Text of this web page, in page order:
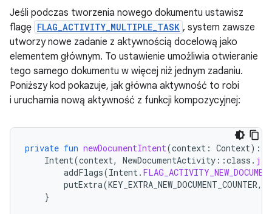
Jeśli podczas tworzenia nowego dokumentu ustawisz
flagę FLAG_ACTIVITY_MULTIPLE_TASK , system zawsze
utworzy nowe zadanie z aktywnością docelową jako
elementem głównym. To ustawienie umożliwia otwieranie
tego samego dokumentu w więcej niż jednym zadaniu.
Poniższy kod pokazuje, jak główna aktywność to robi
i uruchamia nową aktywność z funkcji kompozycyjnej:
private fun newDocumentIntent(context : Context):
Intent(context, NewDocumentActivity ::class .
addFlags(Intent .
putExtra(KEY_EXTRA_NEW_DOCUMENT_COUNTER,
}